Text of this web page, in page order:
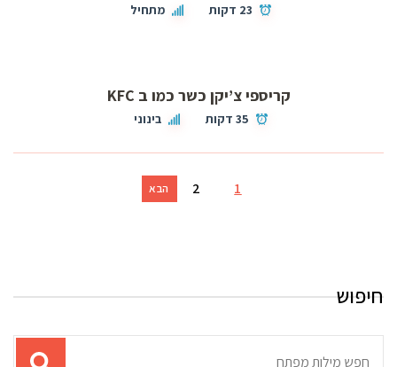
23 דקות מתחיל
קריספי צ’יקן כשר כמו ב KFC
35 דקות בינוני
1
2 הבא
חיפוש